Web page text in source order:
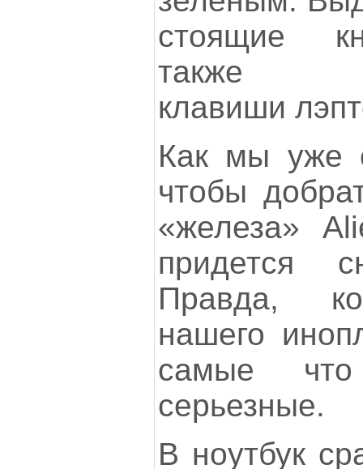
стоящие
также
клавиши
Как мы уже
чтобы
«железа»
придется
Правда,
нашего
самые
серьезные.
В ноутбук